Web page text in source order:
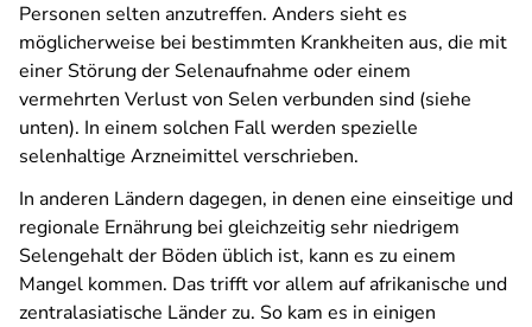
Personen selten anzutreffen. Anders sieht es
möglicherweise bei bestimmten Krankheiten aus, die mit
einer Störung der Selenaufnahme oder einem
vermehrten Verlust von Selen verbunden sind (siehe
unten). In einem solchen Fall werden spezielle
selenhaltige Arzneimittel verschrieben.
In anderen Ländern dagegen, in denen eine einseitige und
regionale Ernährung bei gleichzeitig sehr niedrigem
Selengehalt der Böden üblich ist, kann es zu einem
Mangel kommen. Das trifft vor allem auf afrikanische und
zentralasiatische Länder zu. So kam es in einigen